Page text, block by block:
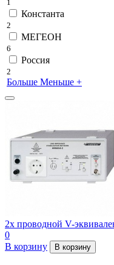
1
Константа
2
МЕГЕОН
6
Россия
2
Больше Меньше +
2х проводной V-
0
В корзину
В корзину